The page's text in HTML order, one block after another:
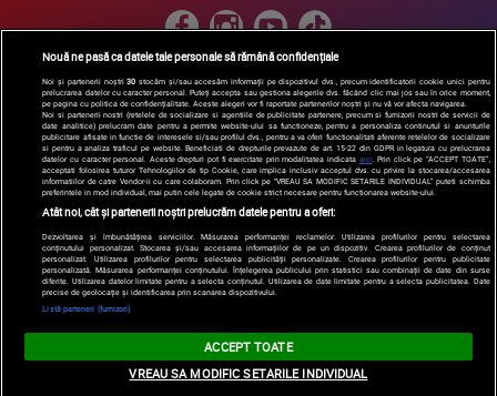
Copyright © 2026 / DIGI ROMANIA S.A.
Arhiva
Comunicate de presă Politica de confidentialitate
Termeni
si conditii
Gestionați preferințele| Contact/Info Codul etic
Nouă ne pasă ca datele tale personale să rămână confidențiale
Noi și partenerii noștri30 stocăm și/sau accesăm informații pe dispozitivul dvs., precum identificatorii cookie unici pentru
prelucrarea datelor cu caracter personal. Puteți accepta sau gestiona alegerile dvs. făcând clic mai jos sau în orice moment,
pe pagina cu politica de confidențialitate. Aceste alegeri vor fi raportate partenerilor noștri și nu vă vor afecta navigarea.
Noi si partenerii nostri (retelele de socializare si agentiile de publicitate partenere, precum si furnizorii nostri de servicii de
date analitice) prelucram date pentru a permite website-ului sa functioneze, pentru a personaliza continutul si anunturile
publicitare afisate in functie de interesele si/sau profilul dvs., pentru a va oferi functionalitati aferente retelelor de socializare
si pentru a analiza traficul pe website. Beneficiati de drepturile prevazute de art. 15-22 din GDPR in legatura cu prelucrarea
datelor cu caracter personal. Aceste drepturi pot fi exercitate prin modalitatea indicata aici. Prin click pe “ACCEPT TOATE”,
acceptati folosirea tuturor Tehnologiilor de tip Cookie, care implica inclusiv acceptul dvs. cu privire la stocarea/accesarea
informatiilor de catre Vendor-ii cu care colaboram. Prin click pe “VREAU SA MODIFIC SETARILE INDIVIDUAL” puteti schimba
preferintele in mod individual, mai putin cele legate de cookie strict necesare pentru functionarea website-ului.
Atât noi, cât și partenerii noștri prelucrăm datele pentru a oferi:
Dezvoltarea și îmbunătățirea serviciilor. Măsurarea performanței reclamelor. Utilizarea profilurilor pentru selectarea
conținutului personalizat. Stocarea și/sau accesarea informațiilor de pe un dispozitiv. Crearea profilurilor de conținut
personalizat. Utilizarea profilurilor pentru selectarea publicității personalizate. Crearea profilurilor pentru publicitate
personalizată. Măsurarea performanței conținutului. Înțelegerea publicului prin statistici sau combinații de date din surse
diferite. Utilizarea datelor limitate pentru a selecta conținutul. Utilizarea de date limitate pentru a selecta publicitatea. Date
precise de geolocație și identificarea prin scanarea dispozitivului.
Listă parteneri (furnizori)
ACCEPT TOATE
VREAU SA MODIFIC SETARILE INDIVIDUAL